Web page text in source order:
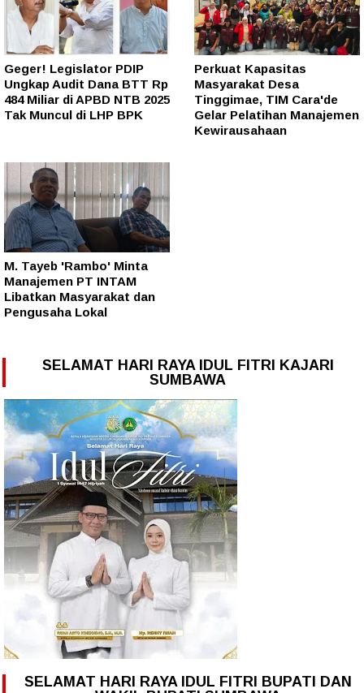
Geger! Legislator PDIP
Ungkap Audit Dana BTT Rp
484 Miliar di APBD NTB 2025
Tak Muncul di LHP BPK
Perkuat Kapasitas
Masyarakat Desa
Tinggimae, TIM Cara'de
Gelar Pelatihan Manajemen
Kewirausahaan
M. Tayeb 'Rambo' Minta
Manajemen PT INTAM
Libatkan Masyarakat dan
Pengusaha Lokal
SELAMAT HARI RAYA IDUL FITRI KAJARI
SUMBAWA
SELAMAT HARI RAYA IDUL FITRI BUPATI DAN